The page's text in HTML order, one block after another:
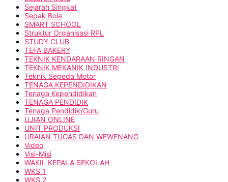
Sejarah Singkat
Sepak Bola
SMART SCHOOL
Struktur Organisasi RPL
STUDY CLUB
TEFA BAKERY
TEKNIK KENDARAAN RINGAN
TEKNIK MEKANIK INDUSTRI
Teknik Sepeda Motor
TENAGA KEPENDIDIKAN
Tenaga Kependidikan
TENAGA PENDIDIK
Tenaga Pendidik/Guru
UJIAN ONLINE
UNIT PRODUKSI
URAIAN TUGAS DAN WEWENANG
Video
Visi-Misi
WAKIL KEPALA SEKOLAH
WKS 1
WKS 2